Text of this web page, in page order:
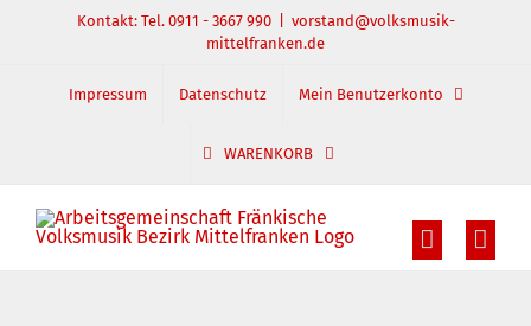
springen
Kontakt: Tel. 0911 - 3667 990
vorstand@volksmusik-
mittelfranken.de
Impressum Datenschutz Mein Benutzerkonto
WARENKORB